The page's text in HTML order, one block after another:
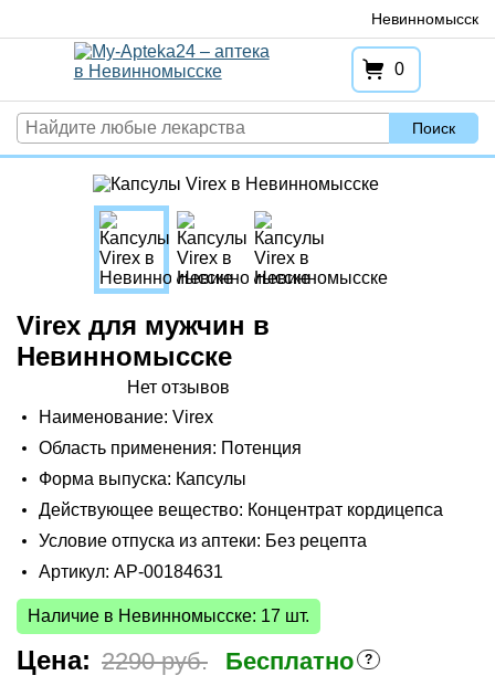
содержимому
Невинномысск
0
Поиск
Virex для мужчин в
Невинномысске
Нет отзывов
Наименование: Virex
Область применения: Потенция
Форма выпуска: Капсулы
Действующее вещество: Концентрат кордицепса
Условие отпуска из аптеки: Без рецепта
Артикул: AP-00184631
Наличие в Невинномысске: 17 шт.
Цена: 2290 руб. Бесплатно